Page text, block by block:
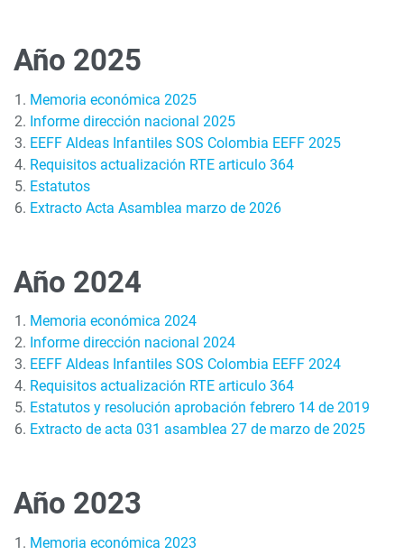
Año 2025
Memoria económica 2025
Informe dirección nacional 2025
EEFF Aldeas Infantiles SOS Colombia EEFF 2025
Requisitos actualización RTE articulo 364
Estatutos
Extracto Acta Asamblea marzo de 2026
Año 2024
Memoria económica 2024
Informe dirección nacional 2024
EEFF Aldeas Infantiles SOS Colombia EEFF 2024
Requisitos actualización RTE articulo 364
Estatutos y resolución aprobación febrero 14 de 2019
Extracto de acta 031 asamblea 27 de marzo de 2025
Año 2023
Memoria económica 2023